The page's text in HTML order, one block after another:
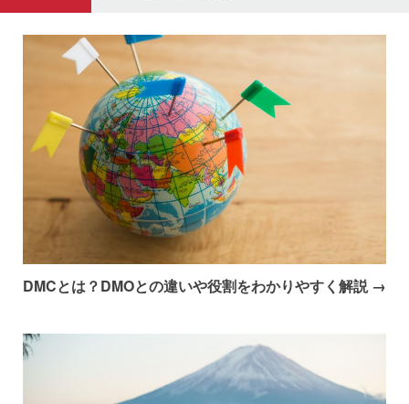
DMCとは？DMOとの違いや役割をわかりやすく解説 →